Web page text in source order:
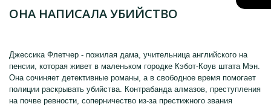
ОНА НАПИСАЛА УБИЙСТВО
Джессика Флетчер - пожилая дама, учительница английского на
пенсии, которая живет в маленьком городке Кэбот-Коув штата Мэн.
Она сочиняет детективные романы, а в свободное время помогает
полиции раскрывать убийства. Контрабанда алмазов, преступления
на почве ревности, соперничество из-за престижного звания